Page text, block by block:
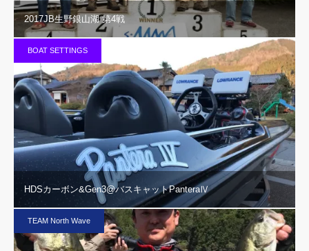
2017JB生野銀山湖 第4戦
BOAT SETTINGS
HDSカーボン&Gen3@バスキャットPanteraⅣ
TEAM North Wave